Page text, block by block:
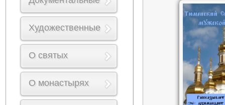
Художественные
О святых
О монастырях